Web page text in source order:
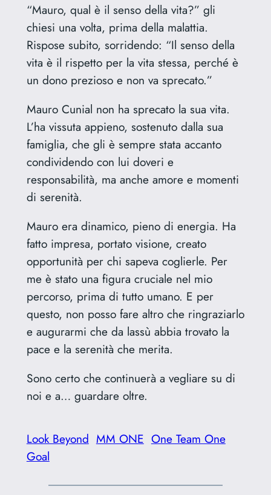
“Mauro, qual è il senso della vita?” gli
chiesi una volta, prima della malattia.
Rispose subito, sorridendo: “Il senso della
vita è il rispetto per la vita stessa, perché è
un dono prezioso e non va sprecato.”
Mauro Cunial non ha sprecato la sua vita.
L’ha vissuta appieno, sostenuto dalla sua
famiglia, che gli è sempre stata accanto
condividendo con lui doveri e
responsabilità, ma anche amore e momenti
di serenità.
Mauro era dinamico, pieno di energia. Ha
fatto impresa, portato visione, creato
opportunità per chi sapeva coglierle. Per
me è stato una figura cruciale nel mio
percorso, prima di tutto umano. E per
questo, non posso fare altro che ringraziarlo
e augurarmi che da lassù abbia trovato la
pace e la serenità che merita.
Sono certo che continuerà a vegliare su di
noi e a… guardare oltre.
Look Beyond MM ONE One Team One
Goal